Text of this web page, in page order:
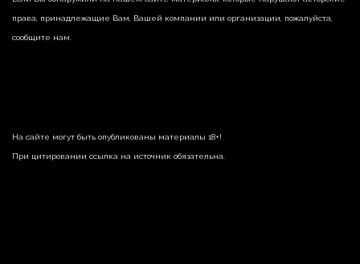
права, принадлежащие Вам, Вашей компании или организации, пожалуйста,
сообщите нам.
На сайте могут быть опубликованы материалы 18+!
При цитировании ссылка на источник обязательна.